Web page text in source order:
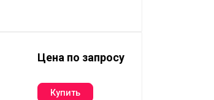
Цена по запросу